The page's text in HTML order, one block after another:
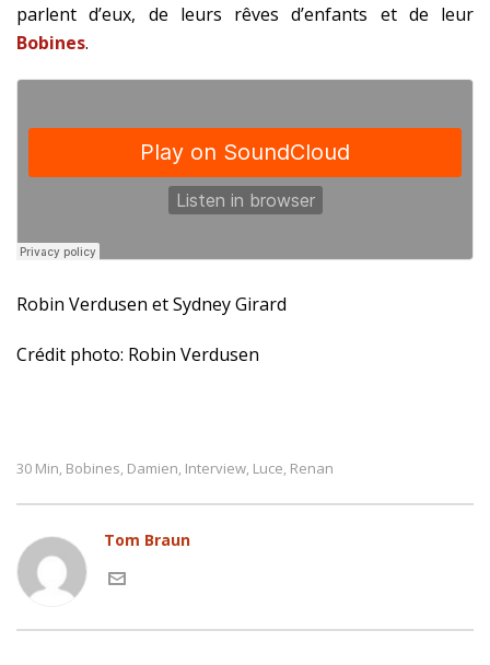
parlent d’eux, de leurs rêves d’enfants et de leur
Bobines.
Robin Verdusen et Sydney Girard
Crédit photo: Robin Verdusen
30 Min, Bobines, Damien, Interview, Luce, Renan
Tom Braun